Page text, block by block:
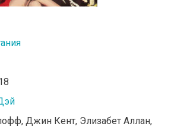
Джин Кент, Элизабет Аллан,